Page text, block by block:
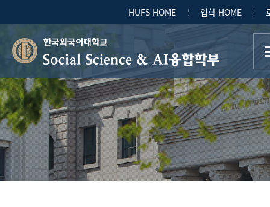
HUFS HOME 입학 HOME
Social Science & AI융합학부